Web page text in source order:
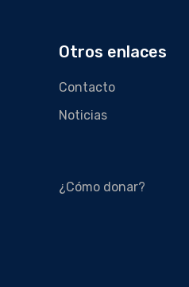
Otros enlaces
Contacto
Noticias
¿Cómo donar?